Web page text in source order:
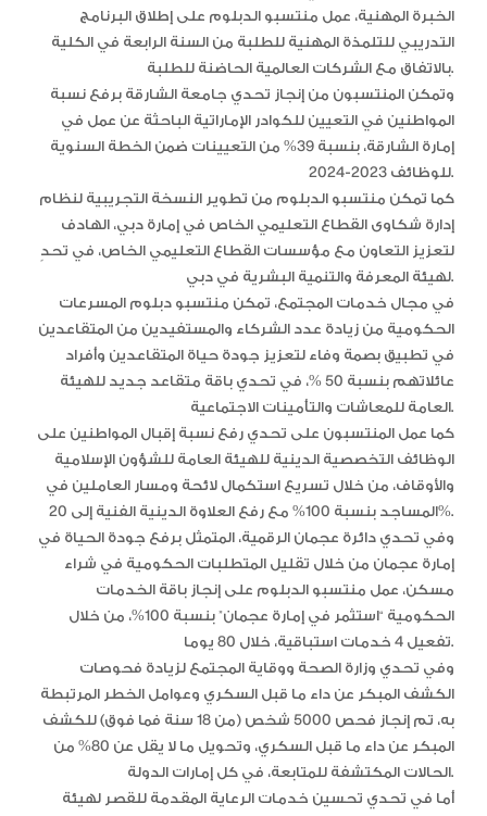
الخبرة المهنية، عمل منتسبو الدبلوم على إطلاق البرنامج
التدريبي للتلمذة المهنية للطلبة من السنة الرابعة في الكلية
بالاتفاق مع الشركات العالمية الحاضنة للطلبة.
وتمكن المنتسبون من إنجاز تحدي جامعة الشارقة برفع نسبة
المواطنين في التعيين للكوادر الإماراتية الباحثة عن عمل في
إمارة الشارقة، بنسبة 39% من التعيينات ضمن الخطة السنوية
للوظائف 2023-2024.
كما تمكن منتسبو الدبلوم من تطوير النسخة التجريبية لنظام
إدارة شكاوى القطاع التعليمي الخاص في إمارة دبي، الهادف
لتعزيز التعاون مع مؤسسات القطاع التعليمي الخاص، في تحدٍ
لهيئة المعرفة والتنمية البشرية في دبي.
في مجال خدمات المجتمع، تمكن منتسبو دبلوم المسرعات
الحكومية من زيادة عدد الشركاء والمستفيدين من المتقاعدين
في تطبيق بصمة وفاء لتعزيز جودة حياة المتقاعدين وأفراد
عائلاتهم بنسبة 50 %، في تحدي باقة متقاعد جديد للهيئة
العامة للمعاشات والتأمينات الاجتماعية.
كما عمل المنتسبون على تحدي رفع نسبة إقبال المواطنين على
الوظائف التخصصية الدينية للهيئة العامة للشؤون الإسلامية
والأوقاف، من خلال تسريع استكمال لائحة ومسار العاملين في
المساجد بنسبة 100% مع رفع العلاوة الدينية الفنية إلى 20%.
وفي تحدي دائرة عجمان الرقمية، المتمثل برفع جودة الحياة في
إمارة عجمان من خلال تقليل المتطلبات الحكومية في شراء
مسكن، عمل منتسبو الدبلوم على إنجاز باقة الخدمات
الحكومية “استثمر في إمارة عجمان” بنسبة 100%، من خلال
تفعيل 4 خدمات استباقية، خلال 80 يوما.
وفي تحدي وزارة الصحة ووقاية المجتمع لزيادة فحوصات
الكشف المبكر عن داء ما قبل السكري وعوامل الخطر المرتبطة
به، تم إنجاز فحص 5000 شخص (من 18 سنة فما فوق) للكشف
المبكر عن داء ما قبل السكري، وتحويل ما لا يقل عن 80% من
الحالات المكتشفة للمتابعة، في كل إمارات الدولة.
أما في تحدي تحسين خدمات الرعاية المقدمة للقصر لهيئة